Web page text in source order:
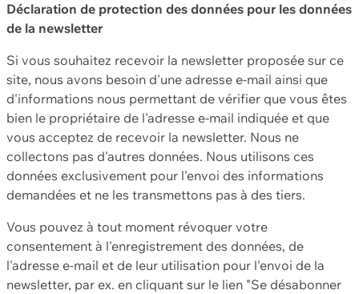
Déclaration de protection des données pour les données
de la newsletter
Si vous souhaitez recevoir la newsletter proposée sur ce
site, nous avons besoin d'une adresse e-mail ainsi que
d'informations nous permettant de vérifier que vous êtes
bien le propriétaire de l'adresse e-mail indiquée et que
vous acceptez de recevoir la newsletter. Nous ne
collectons pas d'autres données. Nous utilisons ces
données exclusivement pour l'envoi des informations
demandées et ne les transmettons pas à des tiers.
Vous pouvez à tout moment révoquer votre
consentement à l'enregistrement des données, de
l'adresse e-mail et de leur utilisation pour l'envoi de la
newsletter, par ex. en cliquant sur le lien "Se désabonner